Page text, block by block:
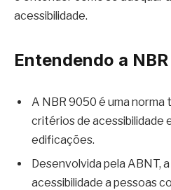
acessibilidade.
Entendendo a
A NBR 9050 é uma norma
critérios de acessibilidade
edificações.
Desenvolvida pela ABNT,
acessibilidade a pessoas